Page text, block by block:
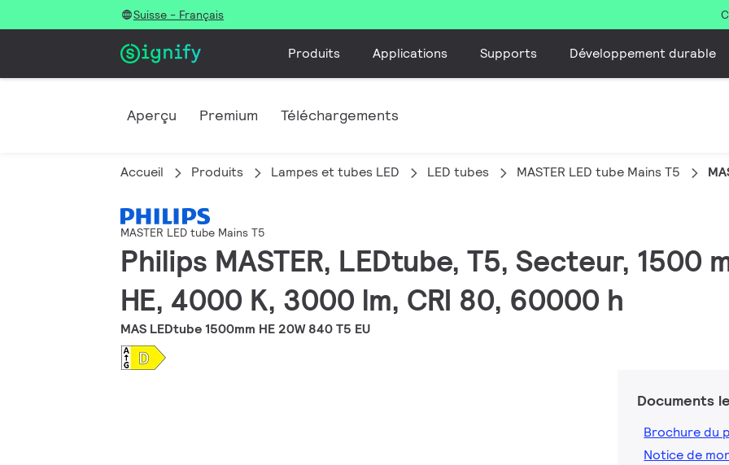
Suisse - Français
Produits Applications Supports Développement durable
Aperçu Premium Téléchargements
Accueil Produits Lampes et tubes LED LED tubes MASTER LED tube Mains T5
MASTER LED tube Mains T5
Philips MASTER, LEDtube, T5, Secteur, 1500
HE, 4000 K, 3000 lm, CRI 80, 60000 h
MAS LEDtube 1500mm HE 20W 840 T5 EU
Documents
Brochure du
Notice de